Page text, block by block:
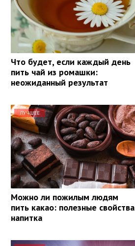
Что будет, если каждый день
пить чай из ромашки:
неожиданный результат
ЛУЧШЕЕ
Можно ли пожилым людям
пить какао: полезные свойства
напитка